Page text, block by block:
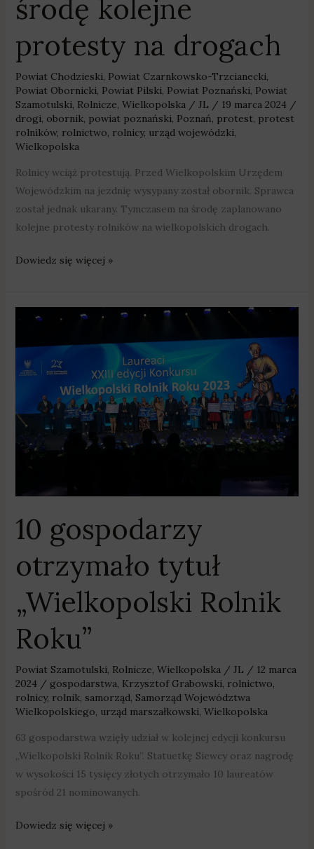
środę kolejne
protesty na drogach
Powiat Chodzieski, Powiat Czarnkowsko-Trzcianecki,
Powiat Obornicki, Powiat Pilski, Powiat Poznański, Powiat
Szamotulski, Rolnicze, Wielkopolska/ JL / 19 marca 2024 /
drogi, obornik, powiat poznański, Poznań, protest, protest
rolników, rolnictwo, rolnicy, urząd wojewódzki,
Wielkopolska
Rolnicy wciąż protestują. Przed Wielkopolskim Urzędem
Wojewódzkim na jezdnię wysypany został obornik. Sprawca
został jednak ukarany. Tymczasem na środę zaplanowano
kolejne protesty rolników na wielkopolskich drogach.
Dowiedz się więcej »
10 gospodarzy
otrzymało tytuł
„Wielkopolski Rolnik
Roku”
Powiat Szamotulski, Rolnicze, Wielkopolska/ JL / 12 marca
2024 / gospodarstwa, Krzysztof Grabowski, rolnictwo,
rolnicy, rolnik, samorząd, Samorząd Województwa
Wielkopolskiego, urząd marszałkowski, Wielkopolska
63 gospodarstwa wzięły udział w kolejnej edycji konkursu
„Wielkopolski Rolnik Roku”. Statuetkę Siewcy oraz nagrodę
w wysokości 15 tysięcy złotych otrzymało 10 laureatów
spośród 21 nominowanych.
tytuł
„Wielkopolski
Rolnik
Roku”
Dowiedz się więcej »